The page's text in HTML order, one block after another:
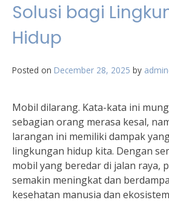
Solusi bagi
Hidup
Posted on December 28, 2025 by
Mobil dilarang. Kata-kata ini
sebagian orang merasa kesal,
larangan ini memiliki dampak
lingkungan hidup kita. Dengan
mobil yang beredar di jalan raya,
semakin meningkat dan
kesehatan manusia dan